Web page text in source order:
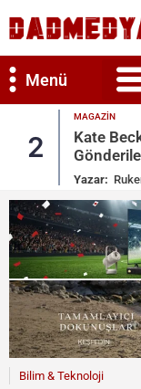
Menü
2
MAGAZIN
Kate
Yazar:
Bilim & Teknoloji